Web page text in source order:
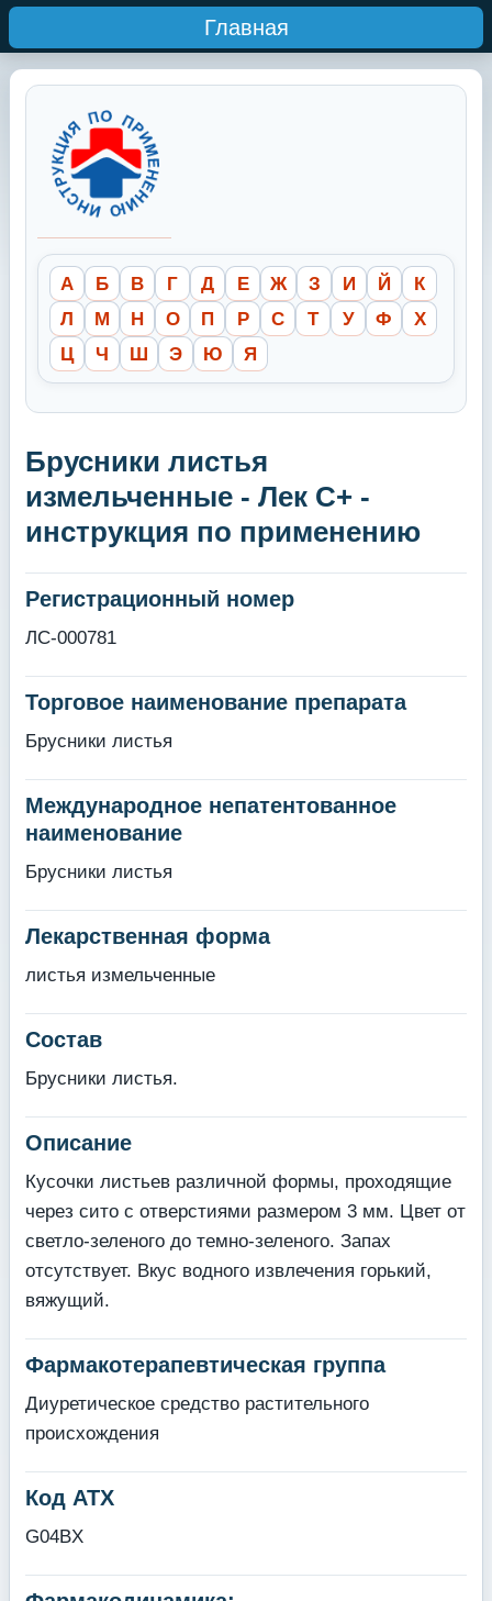
Главная
А Б В Г Д Е Ж З И Й
К
Л
М Н О П Р С Т У Ф
Х
Ц
Ч Ш Э Ю Я
Брусники листья
измельченные - Лек С+ -
инструкция по применению
Регистрационный номер
ЛС-000781
Торговое наименование препарата
Брусники листья
Международное непатентованное
наименование
Брусники листья
Лекарственная форма
листья измельченные
Состав
Брусники листья.
Описание
Кусочки листьев различной формы, проходящие
через сито с отверстиями размером 3 мм. Цвет от
светло-зеленого до темно-зеленого. Запах
отсутствует. Вкус водного извлечения горький,
вяжущий.
Фармакотерапевтическая группа
Диуретическое средство растительного
происхождения
Код АТХ
G04BX